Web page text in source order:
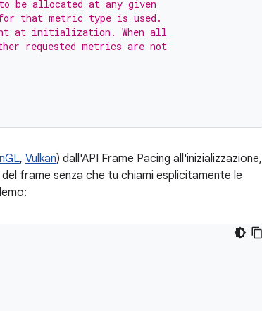
be allocated at any given
that metric type is used.
at initialization. When all
requested metrics are not
, Vulkan) dall'API Frame Pacing all'inizializzazione,
frame senza che tu chiami esplicitamente le